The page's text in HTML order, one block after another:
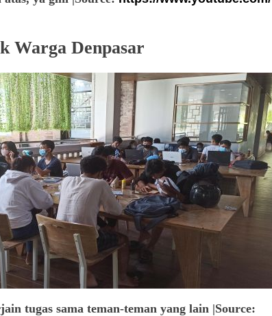
Warga Denpasar
tugas sama teman-teman yang lain |Source: